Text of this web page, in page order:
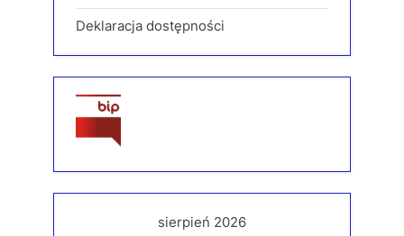
Deklaracja dostępności
sierpień 2026